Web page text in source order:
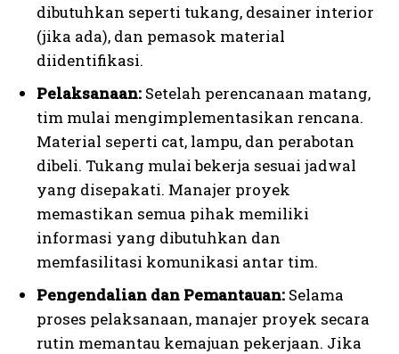
dibutuhkan seperti tukang, desainer interior
(jika ada), dan pemasok material
diidentifikasi.
Pelaksanaan: Setelah perencanaan matang,
tim mulai mengimplementasikan rencana.
Material seperti cat, lampu, dan perabotan
dibeli. Tukang mulai bekerja sesuai jadwal
yang disepakati. Manajer proyek
memastikan semua pihak memiliki
informasi yang dibutuhkan dan
memfasilitasi komunikasi antar tim.
Pengendalian dan Pemantauan: Selama
proses pelaksanaan, manajer proyek secara
rutin memantau kemajuan pekerjaan. Jika